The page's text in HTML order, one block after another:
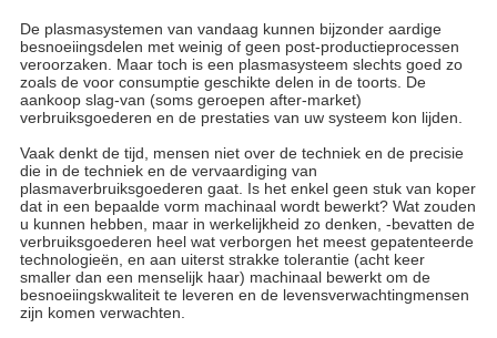
De plasmasystemen van vandaag kunnen bijzonder aardige
besnoeiingsdelen met weinig of geen post-productieprocessen
veroorzaken. Maar toch is een plasmasysteem slechts goed zo
zoals de voor consumptie geschikte delen in de toorts. De
aankoop slag-van (soms geroepen after-market)
verbruiksgoederen en de prestaties van uw systeem kon lijden.
Vaak denkt de tijd, mensen niet over de techniek en de precisie
die in de techniek en de vervaardiging van
plasmaverbruiksgoederen gaat. Is het enkel geen stuk van koper
dat in een bepaalde vorm machinaal wordt bewerkt? Wat zouden
u kunnen hebben, maar in werkelijkheid zo denken, -bevatten de
verbruiksgoederen heel wat verborgen het meest gepatenteerde
technologieën, en aan uiterst strakke tolerantie (acht keer
smaller dan een menselijk haar) machinaal bewerkt om de
besnoeiingskwaliteit te leveren en de levensverwachtingmensen
zijn komen verwachten.